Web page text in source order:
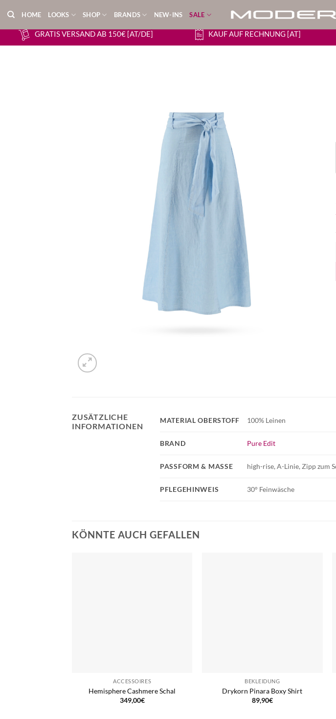
Inhalt
springen
HOME LOOKS SHOP BRANDS NEW-INS SALE
GRATIS VERSAND AB 150€ [AT/DE] KAUF AUF RECHNUNG [AT]
ZUSÄTZLICHE
INFORMATIONEN
PFLEGEHINWEIS 30° Feinwäsche
MATERIAL OBERSTOFF 100% Leinen
BRAND Pure Edit
PASSFORM & MASSE high-rise, A-Linie, Zipp zum
KÖNNTE AUCH GEFALLEN
ACCESSOIRES
Hemisphere Cashmere Schal
349,00€
BEKLEIDUNG
Drykorn Pinara Boxy Shirt
89,90€